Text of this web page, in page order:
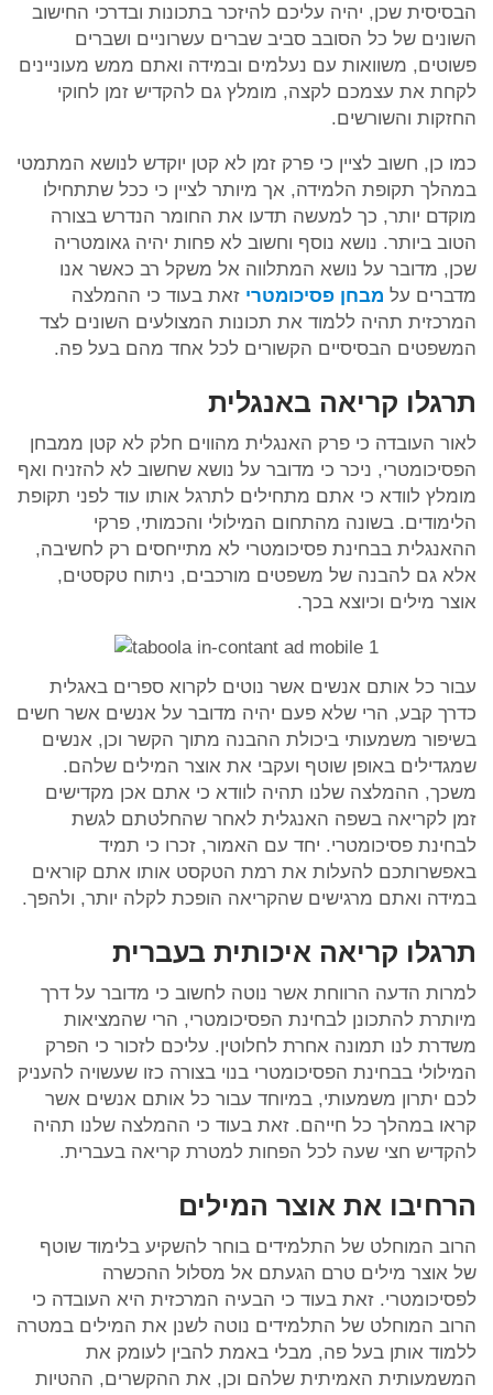
הבסיסית שכן, יהיה עליכם להיזכר בתכונות ובדרכי החישוב
השונים של כל הסובב סביב שברים עשרוניים ושברים
פשוטים, משוואות עם נעלמים ובמידה ואתם ממש מעוניינים
לקחת את עצמכם לקצה, מומלץ גם להקדיש זמן לחוקי
החזקות והשורשים.
כמו כן, חשוב לציין כי פרק זמן לא קטן יוקדש לנושא המתמטי
במהלך תקופת הלמידה, אך מיותר לציין כי ככל שתתחילו
מוקדם יותר, כך למעשה תדעו את החומר הנדרש בצורה
הטוב ביותר. נושא נוסף וחשוב לא פחות יהיה גאומטריה
שכן, מדובר על נושא המתלווה אל משקל רב כאשר אנו
מדברים על מבחן פסיכומטרי זאת בעוד כי ההמלצה
המרכזית תהיה ללמוד את תכונות המצולעים השונים לצד
המשפטים הבסיסיים הקשורים לכל אחד מהם בעל פה.
תרגלו קריאה באנגלית
לאור העובדה כי פרק האנגלית מהווים חלק לא קטן ממבחן
הפסיכומטרי, ניכר כי מדובר על נושא שחשוב לא להזניח ואף
מומלץ לוודא כי אתם מתחילים לתרגל אותו עוד לפני תקופת
הלימודים. בשונה מהתחום המילולי והכמותי, פרקי
ההאנגלית בבחינת פסיכומטרי לא מתייחסים רק לחשיבה,
אלא גם להבנה של משפטים מורכבים, ניתוח טקסטים,
אוצר מילים וכיוצא בכך.
עבור כל אותם אנשים אשר נוטים לקרוא ספרים באגלית
כדרך קבע, הרי שלא פעם יהיה מדובר על אנשים אשר חשים
בשיפור משמעותי ביכולת ההבנה מתוך הקשר וכן, אנשים
שמגדילים באופן שוטף ועקבי את אוצר המילים שלהם.
משכך, ההמלצה שלנו תהיה לוודא כי אתם אכן מקדישים
זמן לקריאה בשפה האנגלית לאחר שהחלטתם לגשת
לבחינת פסיכומטרי. יחד עם האמור, זכרו כי תמיד
באפשרותכם להעלות את רמת הטקסט אותו אתם קוראים
במידה ואתם מרגישים שהקריאה הופכת לקלה יותר, ולהפך.
תרגלו קריאה איכותית בעברית
למרות הדעה הרווחת אשר נוטה לחשוב כי מדובר על דרך
מיותרת להתכונן לבחינת הפסיכומטרי, הרי שהמציאות
משדרת לנו תמונה אחרת לחלוטין. עליכם לזכור כי הפרק
המילולי בבחינת הפסיכומטרי בנוי בצורה כזו שעשויה להעניק
לכם יתרון משמעותי, במיוחד עבור כל אותם אנשים אשר
קראו במהלך כל חייהם. זאת בעוד כי ההמלצה שלנו תהיה
להקדיש חצי שעה לכל הפחות למטרת קריאה בעברית.
הרחיבו את אוצר המילים
הרוב המוחלט של התלמידים בוחר להשקיע בלימוד שוטף
של אוצר מילים טרם הגעתם אל מסלול ההכשרה
לפסיכומטרי. זאת בעוד כי הבעיה המרכזית היא העובדה כי
הרוב המוחלט של התלמידים נוטה לשנן את המילים במטרה
ללמוד אותן בעל פה, מבלי באמת להבין לעומק את
המשמעותית האמיתית שלהם וכן, את ההקשרים, ההטיות